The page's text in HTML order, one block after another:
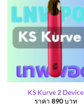
KS Kurve 2 Device
ราคา 890บาท